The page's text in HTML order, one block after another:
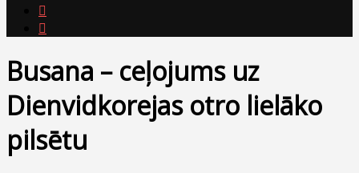


Busana – ceļojums uz
Dienvidkorejas otro lielāko
pilsētu